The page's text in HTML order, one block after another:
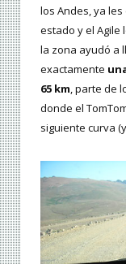
los Andes, ya
estado y el Agile
la zona ayudó a
exactamente
65 km, parte de
donde el
siguiente curva